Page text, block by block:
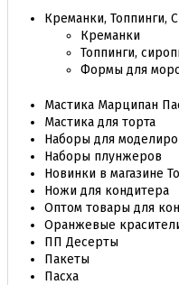
Креманки, Топпинги,
Креманки
Топпинги,
Формы для
Мастика Марципан
Мастика для торта
Наборы для
Наборы плунжеров
Новинки в магазине
Ножи для кондитера
Оптом товары для
Оранжевые
ПП Десерты
Пакеты
Пасха